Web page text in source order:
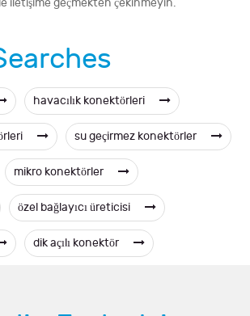
havacılık konektörleri
su geçirmez konektörler
mikro konektörler
özel bağlayıcı üreticisi
dik açılı konektör